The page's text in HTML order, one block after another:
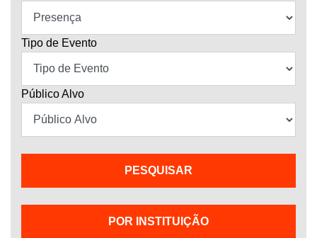
Tipo de Evento
Público Alvo
POR INSTITUIÇÃO